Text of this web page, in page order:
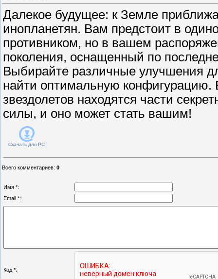
Далекое будущее: к Земле
инопланетян. Вам предстоит в
противником, но в вашем
поколения, оснащенный по
Выбирайте различные улучшения
найти оптимальную конфигурацию.
звездолетов находятся части
силы, и оно может стать вашим!
Скачать для PC
Всего комментариев: 0
Имя *:
Email *:
Код *: